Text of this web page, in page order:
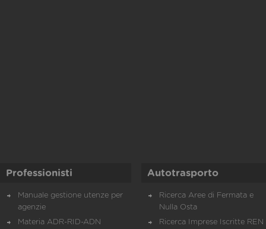
Professionisti
Manuale gestione utenze per
agenzie
Materia ADR-RID-ADN
Autotrasporto
Ricerca Aree di Fermata e
Nulla Osta
Ricerca Imprese Iscritte REN